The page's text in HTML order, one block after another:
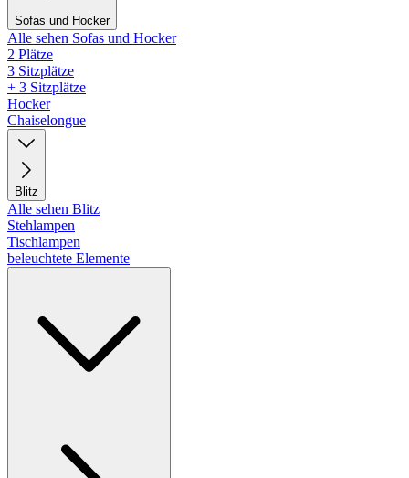
Sofas und Hocker
Alle sehen Sofas und Hocker
2 Plätze
3 Sitzplätze
+ 3 Sitzplätze
Hocker
Chaiselongue
Blitz
Alle sehen Blitz
Stehlampen
Tischlampen
beleuchtete Elemente